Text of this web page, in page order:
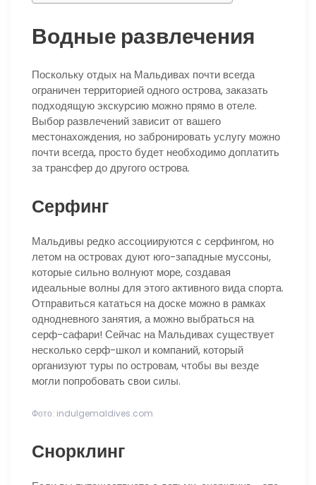
Водные развлечения
Поскольку отдых на Мальдивах почти всегда
ограничен территорией одного острова, заказать
подходящую экскурсию можно прямо в отеле.
Выбор развлечений зависит от вашего
местонахождения, но забронировать услугу можно
почти всегда, просто будет необходимо доплатить
за трансфер до другого острова.
Серфинг
Мальдивы редко ассоциируются с серфингом, но
летом на островах дуют юго-западные муссоны,
которые сильно волнуют море, создавая
идеальные волны для этого активного вида спорта.
Отправиться кататься на доске можно в рамках
однодневного занятия, а можно выбраться на
серф-сафари! Сейчас на Мальдивах существует
несколько серф-школ и компаний, который
организуют туры по островам, чтобы вы везде
могли попробовать свои силы.
Фото: indulgemaldives.com
Снорклинг